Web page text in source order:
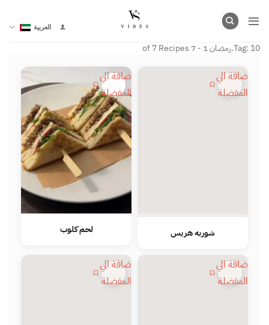
للمحتوى
العربية
Tag: 10.رمضان 1 - 7 of 7 Recipes
اضافة الي
المفضلة
شوربه هريس
اضافة الي
المفضلة
لحم كلوب
اضافة الي
المفضلة
اضافة الي
المفضلة